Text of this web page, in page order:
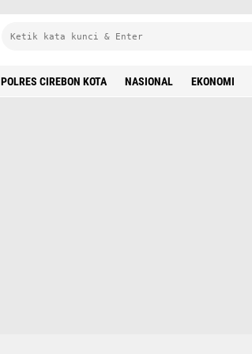
POLRES CIREBON KOTA NASIONAL EKONOMI